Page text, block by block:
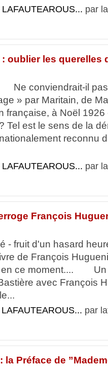
LAFAUTEAROUS... par
: oublier les querelles
conviendrait-il pas
» par Maritain, de
française, à Noël
Tel est le sens de la
reconnu
LAFAUTEAROUS... par
François
d'un hasard
de François
en ce moment.... Un
avec François
LAFAUTEAROUS... par
la Préface de